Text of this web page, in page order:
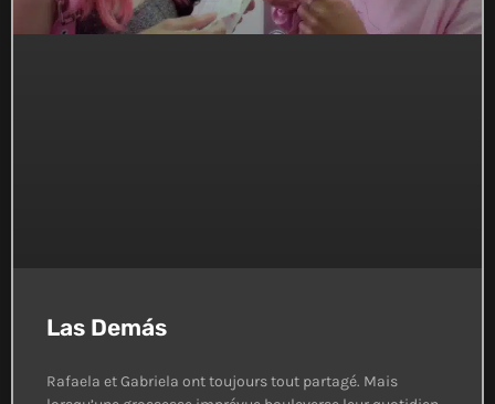
Las Demás
Rafaela et Gabriela ont toujours tout partagé. Mais